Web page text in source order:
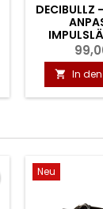
DECIBULLZ
 In
Neu